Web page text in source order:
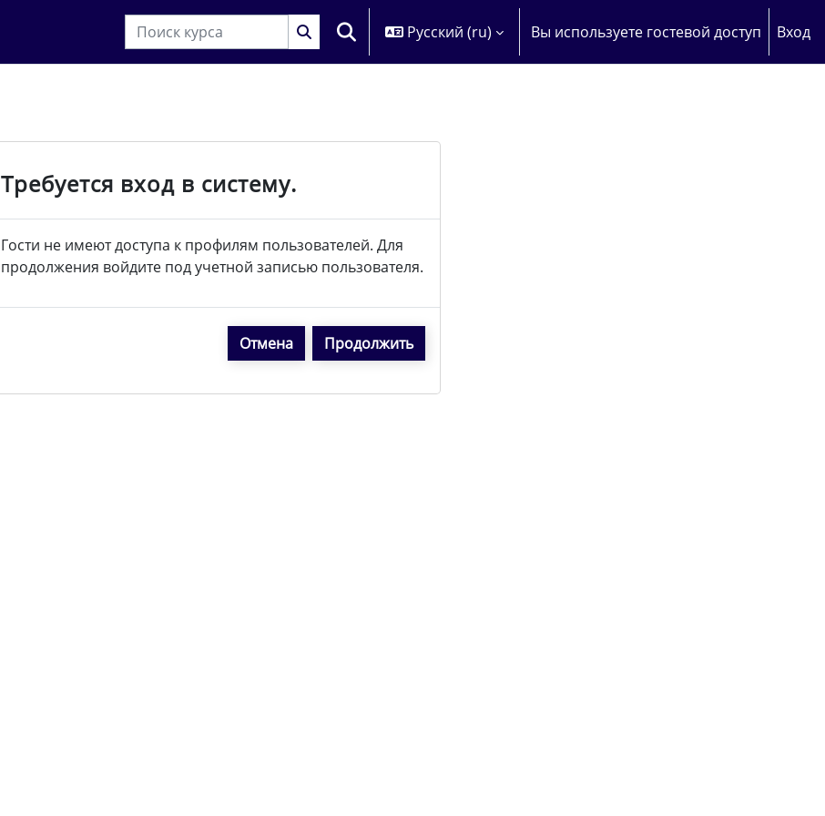
ИЗМЕНИТЬ ДАННЫЕ ПОИСКОВОЙ СТРОКИ
Русский ‎(ru)‎ Вы используете гостевой доступ Вход
Требуется вход в систему.
Гости не имеют доступа к профилям пользователей. Для
продолжения войдите под учетной записью пользователя.
Отмена Продолжить